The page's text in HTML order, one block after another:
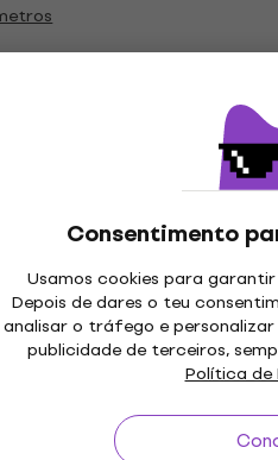
Consentimento
Usamos cookies para
Depois de dares o teu
analisar o tráfego e
publicidade de terceiros,
Política de